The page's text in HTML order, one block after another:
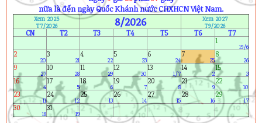
nữa là đến ngày Quốc Khánh nước CHXHCN Việt Nam.
Xem 2025
T7/2026
8/2026
Xem 2027
T9/2026
CN T2 T3 T4 T5 T6
T7
1
19/6
2
20
3
21
4
22
5
23
6
24
7
25
8
26
9
27
10
28
11
29
12
30
13
1/7
14
2
15
3
16
4
17
5
18
6
19
7
20
8
21
9
22
10
23
11
24
12
25
13
26
14
27
15
28
16
29
17
30
18
31
19